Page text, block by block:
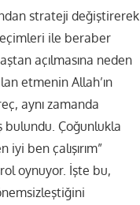
strateji değiştirerek
ile beraber
açılmasına neden
etmenin Allah’ın
aynı zamanda
bulundu. Çoğunlukla
ben çalışırım”
oynuyor. İşte bu,